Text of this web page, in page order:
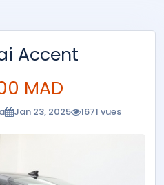
Accent
MAD
Jan 23, 2025 1671 vues